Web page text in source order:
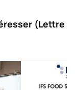
(Lettre